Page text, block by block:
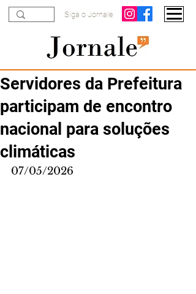
Siga o Jornale
Servidores da Prefeitura
participam de encontro
nacional para soluções
climáticas
07/05/2026